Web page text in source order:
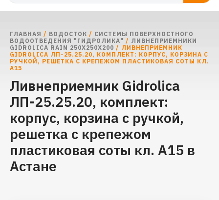
ГЛАВНАЯ / ВОДОСТОК / СИСТЕМЫ ПОВЕРХНОСТНОГО
ВОДООТВЕДЕНИЯ "ГИДРОЛИКА" / ЛИВНЕПРИЕМНИКИ
GIDROLICA RAIN 250X250X200 / ЛИВНЕПРИЕМНИК
GIDROLICA ЛП-25.25.20, КОМПЛЕКТ: КОРПУС, КОРЗИНА С
РУЧКОЙ, РЕШЕТКА С КРЕПЕЖОМ ПЛАСТИКОВАЯ СОТЫ КЛ.
А15
Ливнеприемник Gidrolica
ЛП-25.25.20, комплект:
корпус, корзина с ручкой,
решетка с крепежом
пластиковая соты кл. А15 в
Астане